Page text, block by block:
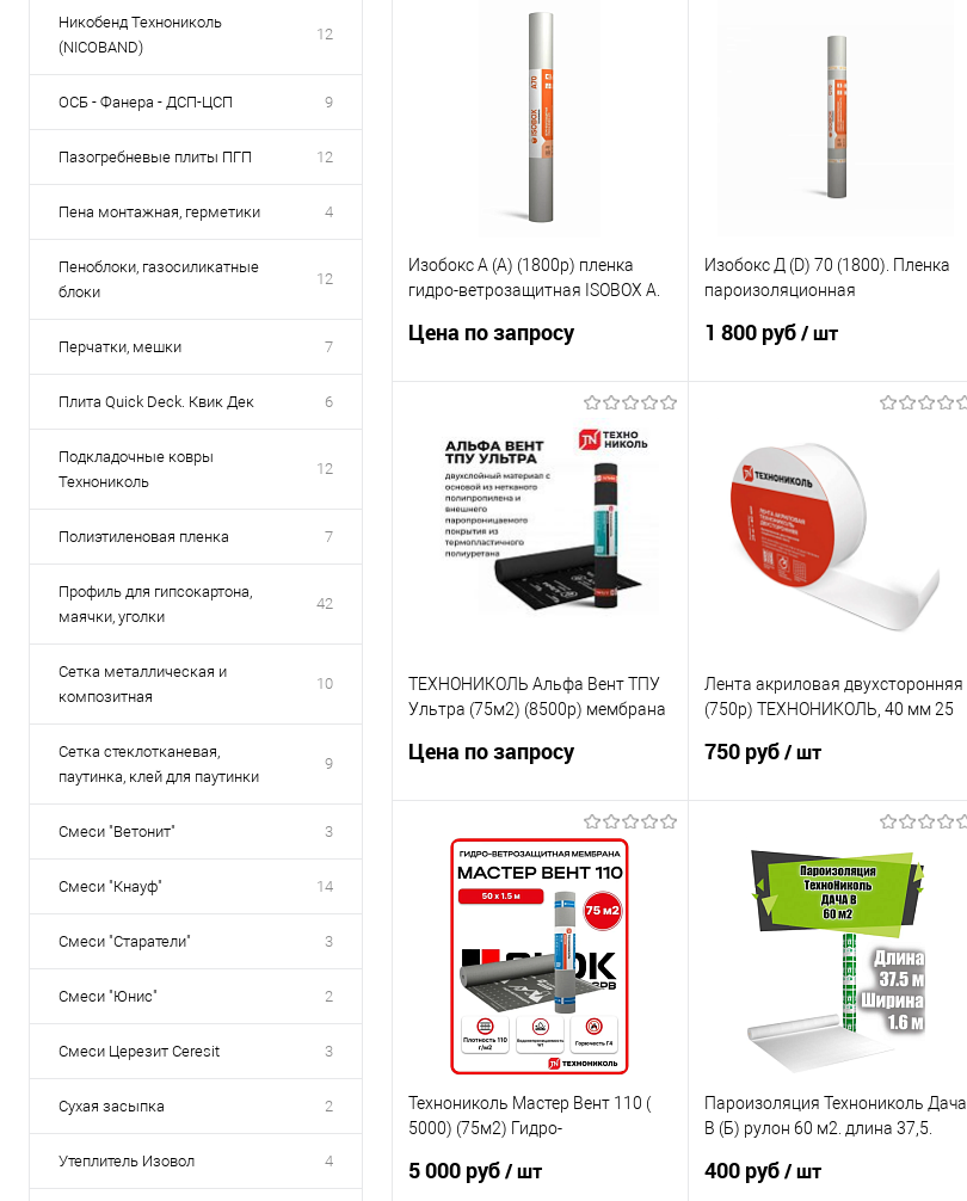
Никобенд Технониколь
(NICOBAND)
12
ОСБ - Фанера - ДСП-ЦСП 9
Пазогребневые плиты ПГП 12
Пена монтажная, герметики 4
Пеноблоки, газосиликатные
блоки
12
Перчатки, мешки 7
Плита Quick Deck. Квик Дек 6
Подкладочные ковры
Технониколь
12
Полиэтиленовая пленка 7
Профиль для гипсокартона,
маячки, уголки
42
Сетка металлическая и
композитная
10
Сетка стеклотканевая,
паутинка, клей для паутинки
9
Смеси "Ветонит" 3
Смеси "Кнауф" 14
Смеси "Старатели" 3
Смеси "Юнис" 2
Смеси Церезит Ceresit 3
Сухая засыпка 2
Утеплитель Изовол 4
Запросить цену
Изобокс А (A) (1800р) пленка
гидро-ветрозащитная ISOBOX А.
ветрозащита
Цена по запросу
Запросить цену
Изобокс Д (D) 70 (1800). Пленка
пароизоляционная
70 м2
1 800 руб/ шт
ТЕХНОНИКОЛЬ Альфа Вент ТПУ
Ультра (75м2) (8500р) мембрана
диффузионная (под заказ)
Цена по запросу
Запросить цену
Лента акриловая двухсторонняя
(750р) ТЕХНОНИКОЛЬ, 40 мм 25
750 руб/ шт
В корзину
Технониколь Мастер Вент 110 (
5000) (75м2) Гидро-
мембрана
5 000 руб/ шт
Пароизоляция Технониколь Дача
В (Б) рулон 60 м2. длина 37,5.
пароизоляционная
400 руб/ шт